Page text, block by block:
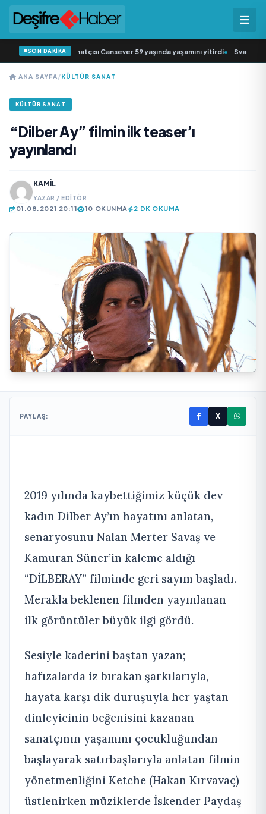
SON DAKİKA
müziğin sevilen sanatçısı Cansever 59 yaşında yaşamını yitirdi• Svadba
ANA SAYFA/KÜLTÜR SANAT
KÜLTÜR SANAT
“Dilber Ay” filmin ilk teaser’ı
yayınlandı
KAMIL
YAZAR / EDITÖR
01.08.2021 20:11 10 OKUNMA 2 DK OKUMA
PAYLAŞ: X
2019 yılında kaybettiğimiz küçük dev
kadın Dilber Ay’ın hayatını anlatan,
senaryosunu Nalan Merter Savaş ve
Kamuran Süner’in kaleme aldığı
“DİLBERAY” filminde geri sayım başladı.
Merakla beklenen filmden yayınlanan
ilk görüntüler büyük ilgi gördü.
Sesiyle kaderini baştan yazan;
hafızalarda iz bırakan şarkılarıyla,
hayata karşı dik duruşuyla her yaştan
dinleyicinin beğenisini kazanan
sanatçının yaşamını çocukluğundan
başlayarak satırbaşlarıyla anlatan filmin
yönetmenliğini Ketche (Hakan Kırvavaç)
üstlenirken müziklerde İskender Paydaş